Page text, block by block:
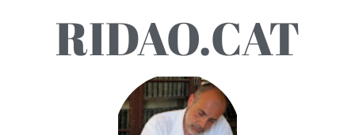
RIDAO.CAT